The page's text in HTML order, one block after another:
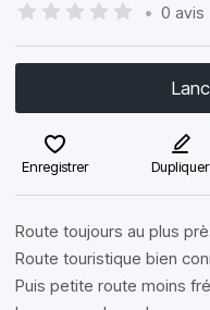
• 0 avis
Enregistrer Dupliquer
Route toujours au plus
Route touristique bien
Puis petite route moins